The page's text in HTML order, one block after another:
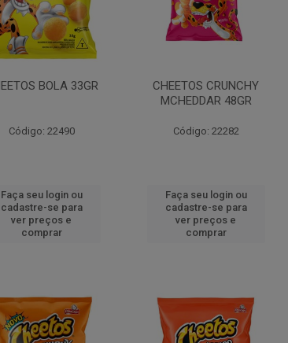
BOLA 33GR
Código: 22490
Faça seu login ou
cadastre-se para
ver preços e
comprar
CHEETOS CRUNCHY
MCHEDDAR 48GR
Código: 22282
Faça seu login ou
cadastre-se para
ver preços e
comprar